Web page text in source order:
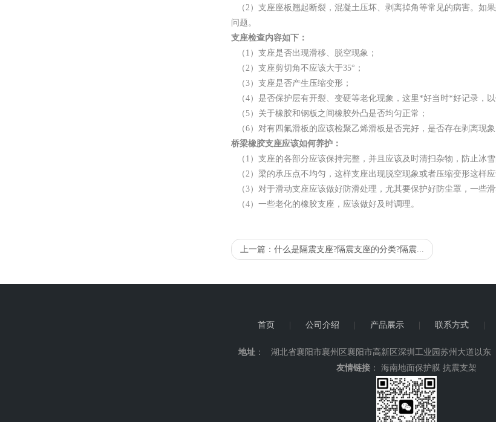
（2）支座座板翘起断裂，混凝土压坏、剥离掉角等常见的病害。
问题。
支座检查内容如下：
（1）支座是否出现滑移、脱空现象；
（2）支座剪切角不应该大于35°；
（3）支座是否产生压缩变形；
（4）是否保护层有开裂、变硬等老化现象，这里*好当时*好记录，以
（5）关于橡胶和钢板之间橡胶外凸是否均匀正常；
（6）对有四氟滑板的应该检聚乙烯滑板是否完好，是否存在剥离现象
桥梁橡胶支座应该如何养护：
（1）支座的各部分应该保持完整，并且应该及时清扫杂物，防止冰
（2）梁的承压点不均匀，这样支座出现脱空现象或者压缩变形这样应
（3）对于滑动支座应该做好防滑处理，尤其要保护好防尘罩，一些
（4）一些老化的橡胶支座，应该做好及时调理。
上一篇： 什么是隔震支座?隔震支座的分类?隔震...
首页 公司介绍 产品展示 联系方式
地址： 湖北省襄阳市襄州区襄阳市高新区深圳工业园苏州大道以东
友情链接 ： 海南地面保护膜 抗震支架